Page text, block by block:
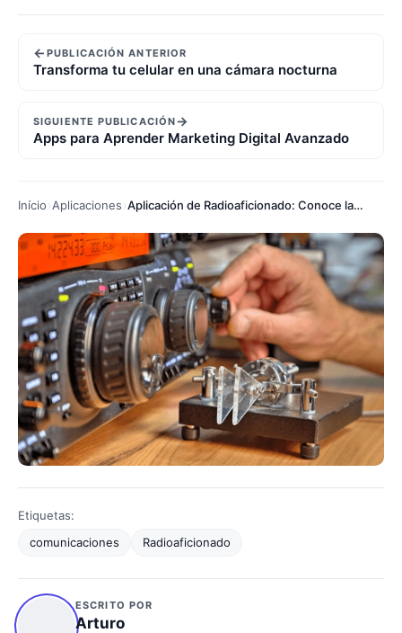
←PUBLICACIÓN ANTERIOR
Transforma tu celular en una cámara nocturna
SIGUIENTE PUBLICACIÓN→
Apps para Aprender Marketing Digital Avanzado
Início Aplicaciones Aplicación de Radioaficionado: Conoce las Mejores Herramientas
Etiquetas:
comunicaciones
Radioaficionado
ESCRITO POR
Arturo